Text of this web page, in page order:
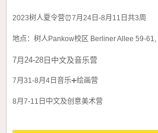
2023树人夏令营⏰7月24日-8月11日共3周
地点：树人Pankow校区 Berliner Allee 59-61,
7月24-28日中文及音乐营
7月31-8月4日音乐➕绘画营
8月7-11日中文及创意美术营